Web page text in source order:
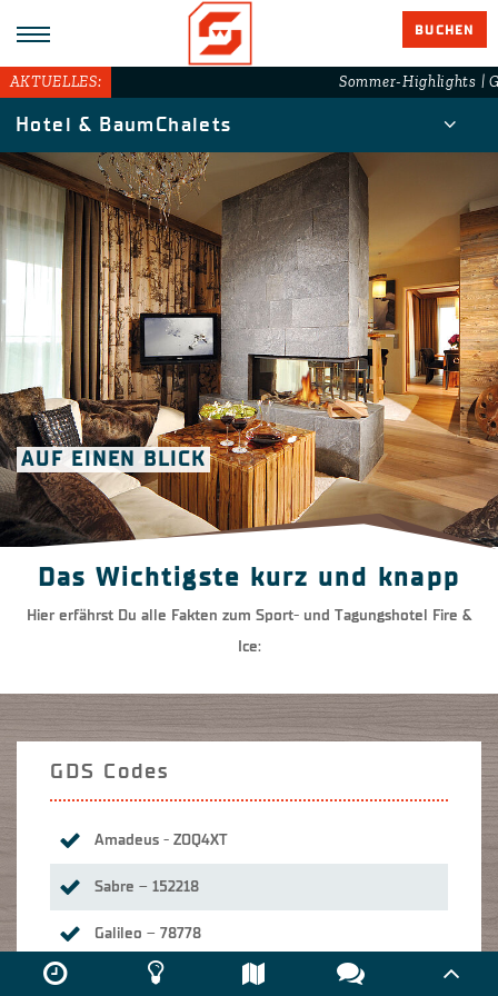
BUCHEN
AUF EINEN BLICK
Hotel & BaumChalets
Das Wichtigste kurz und knapp
Hier erfährst Du alle Fakten zum Sport- und Tagungshotel Fire &
Ice:
GDS Codes
Amadeus - ZOQ4XT
Sabre – 152218
Galileo – 78778
Worldspan – DUSHO
AKTUELLES: Sommer-Highlights |